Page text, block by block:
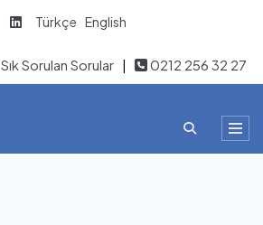
Türkçe English
Sık Sorulan Sorular | 0212 256 32 27